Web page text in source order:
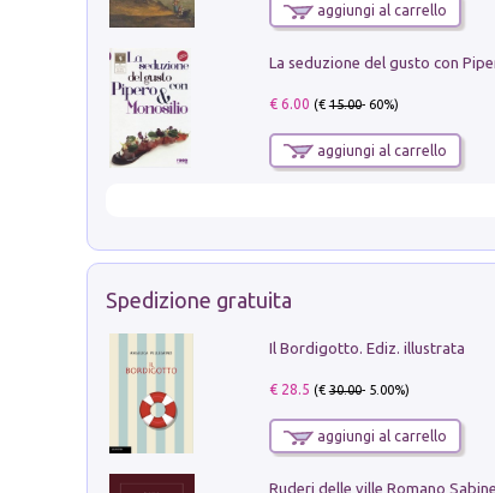
aggiungi al carrello
€ 6.00 (€15.00- 60%)
aggiungi al carrello
Spedizione gratuita
Il Bordigotto. Ediz. illustrata
€ 28.5 (€30.00- 5.00%)
aggiungi al carrello